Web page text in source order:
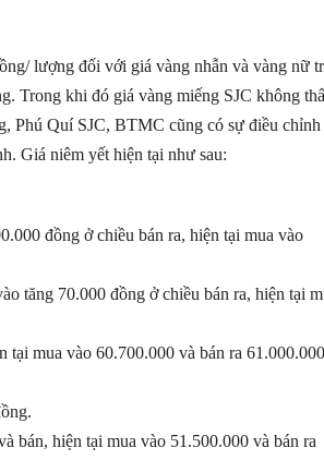
lượng đối với giá vàng nhẫn và vàng nữ
Trong khi đó giá vàng miếng SJC không
Phú Quí SJC, BTMC cũng có sự điều
Giá niêm yết hiện tại như sau:
đồng ở chiều bán ra, hiện tại mua vào
tăng 70.000 đồng ở chiều bán ra, hiện tại
mua vào 60.700.000 và bán ra
bán, hiện tại mua vào 51.500.000 và bán ra